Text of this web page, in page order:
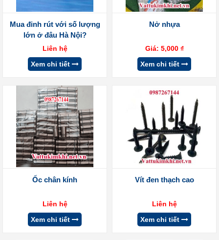
Mua đinh rút với số lượng
lớn ở đâu Hà Nội?
Liên hệ
Xem chi tiết
Nở nhựa
Giá: 5,000 ₫
Xem chi tiết
Ốc chân kính
Liên hệ
Xem chi tiết
Vít đen thạch cao
Liên hệ
Xem chi tiết